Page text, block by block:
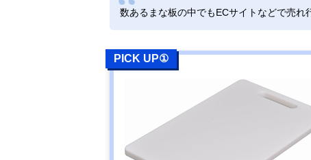
数あるまな板の中でもECサイトなどで売れ
PICK UP①